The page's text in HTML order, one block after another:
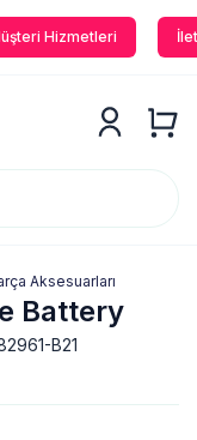
Hizmetleri
Aksesuarları
Battery
B21